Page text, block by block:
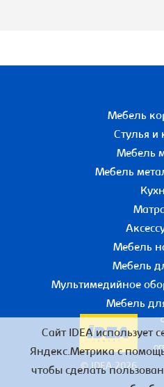
Мебель
Стулья и
Мебель
Мебель
Мебель
Мебель
Мультимедийное
Мебель
© IDEA 2026
Сайт IDEA использует
Яндекс.Метрика с
чтобы сделать